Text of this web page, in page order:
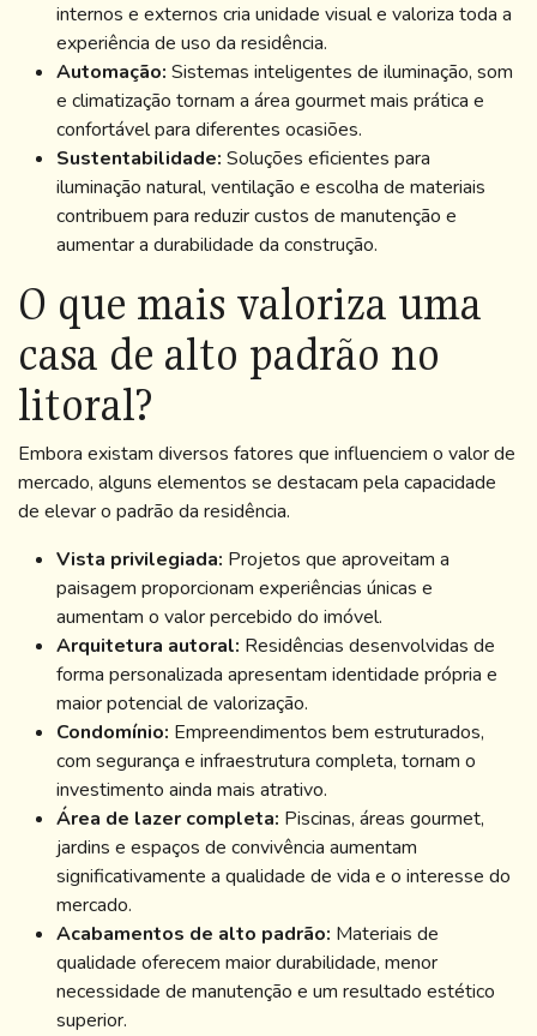
internos e externos cria unidade visual e valoriza toda a
experiência de uso da residência.
Automação: Sistemas inteligentes de iluminação, som
e climatização tornam a área gourmet mais prática e
confortável para diferentes ocasiões.
Sustentabilidade: Soluções eficientes para
iluminação natural, ventilação e escolha de materiais
contribuem para reduzir custos de manutenção e
aumentar a durabilidade da construção.
O que mais valoriza uma
casa de alto padrão no
litoral?
Embora existam diversos fatores que influenciem o valor de
mercado, alguns elementos se destacam pela capacidade
de elevar o padrão da residência.
Vista privilegiada: Projetos que aproveitam a
paisagem proporcionam experiências únicas e
aumentam o valor percebido do imóvel.
Arquitetura autoral: Residências desenvolvidas de
forma personalizada apresentam identidade própria e
maior potencial de valorização.
Condomínio: Empreendimentos bem estruturados,
com segurança e infraestrutura completa, tornam o
investimento ainda mais atrativo.
Área de lazer completa: Piscinas, áreas gourmet,
jardins e espaços de convivência aumentam
significativamente a qualidade de vida e o interesse do
mercado.
Acabamentos de alto padrão: Materiais de
qualidade oferecem maior durabilidade, menor
necessidade de manutenção e um resultado estético
superior.